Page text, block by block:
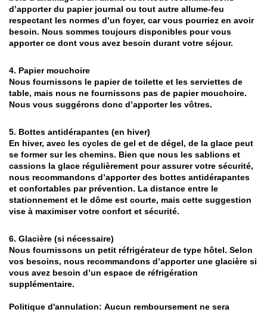
d’apporter du papier journal ou tout autre allume-feu
respectant les normes d’un foyer, car vous pourriez en avoir
besoin. Nous sommes toujours disponibles pour vous
apporter ce dont vous avez besoin durant votre séjour.
4. Papier mouchoire
Nous fournissons le papier de toilette et les serviettes de
table, mais nous ne fournissons pas de papier mouchoire.
Nous vous suggérons donc d’apporter les vôtres.
5. Bottes antidérapantes (en hiver)
En hiver, avec les cycles de gel et de dégel, de la glace peut
se former sur les chemins. Bien que nous les sablions et
cassions la glace régulièrement pour assurer votre sécurité,
nous recommandons d’apporter des bottes antidérapantes
et confortables par prévention. La distance entre le
stationnement et le dôme est courte, mais cette suggestion
vise à maximiser votre confort et sécurité.
6. Glacière (si nécessaire)
Nous fournissons un petit réfrigérateur de type hôtel. Selon
vos besoins, nous recommandons d’apporter une glacière si
vous avez besoin d’un espace de réfrigération
supplémentaire.
Politique d'annulation: Aucun remboursement ne sera